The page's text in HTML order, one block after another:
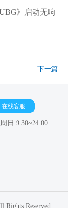
》启动无响
下一篇
在线客服
日 9:30~24:00
Reserved. |